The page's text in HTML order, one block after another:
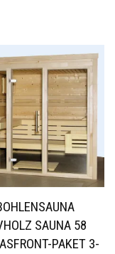
SAUNA 58
PAKET 3-